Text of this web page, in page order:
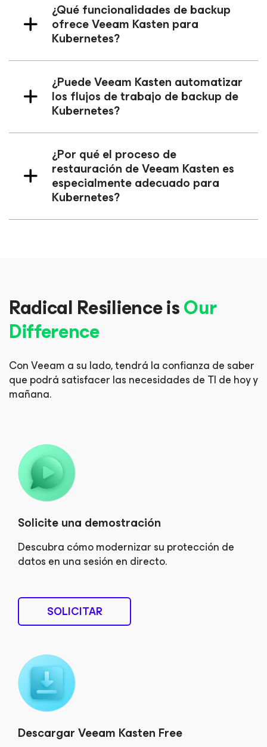
¿Qué funcionalidades de backup
ofrece Veeam Kasten para
Kubernetes?
¿Puede Veeam Kasten automatizar
los flujos de trabajo de backup de
Kubernetes?
¿Por qué el proceso de
restauración de Veeam Kasten es
especialmente adecuado para
Kubernetes?
Radical Resilience isOur
Difference
Con Veeam a su lado, tendrá la confianza de saber
que podrá satisfacer las necesidades de TI de hoy y
mañana.
Solicite una demostración
Descubra cómo modernizar su protección de
datos en una sesión en directo.
SOLICITAR
Descargar Veeam Kasten Free